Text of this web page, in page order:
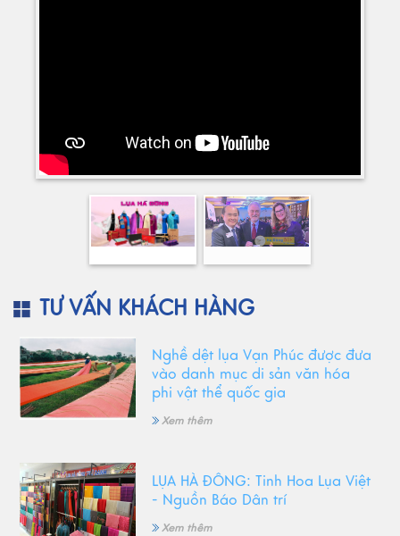
TƯ VẤN KHÁCH HÀNG
Nghề dệt lụa Vạn Phúc được đưa
vào danh mục di sản văn hóa
phi vật thể quốc gia
Xem thêm
LỤA HÀ ĐÔNG: Tinh Hoa Lụa Việt
- Nguồn Báo Dân trí
Xem thêm